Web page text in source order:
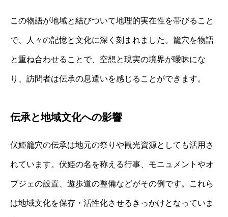
この物語が地域と結びついて地理的実在性を帯びること
で、人々の記憶と文化に深く刻まれました。籠穴を物語
と重ね合わせることで、空想と現実の境界が曖昧にな
り、訪問者は伝承の息遣いを感じることができます。
伝承と地域文化への影響
伏姫籠穴の伝承は地元の祭りや観光資源としても活用さ
れています。伏姫の名を称える行事、モニュメントやオ
ブジェの設置、遊歩道の整備などがその例です。これら
は地域文化を保存・活性化させるきっかけとなっていま